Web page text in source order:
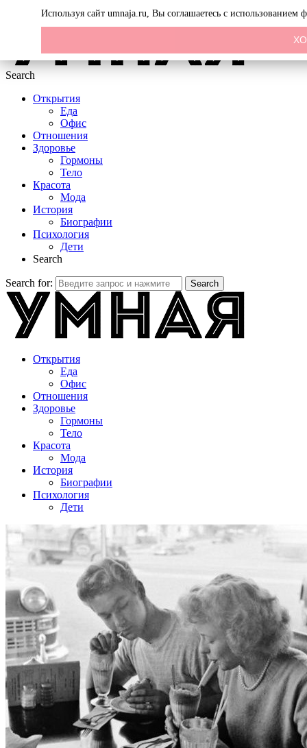
Search
Открытия
Еда
Офис
Отношения
Здоровье
Гормоны
Тело
Красота
Мода
История
Биографии
Психология
Дети
Search
Search for: Search
Открытия
Еда
Офис
Отношения
Здоровье
Гормоны
Тело
Красота
Мода
История
Биографии
Психология
Дети
Используя сайт umnaja.ru, Вы соглашаетесь с использованием